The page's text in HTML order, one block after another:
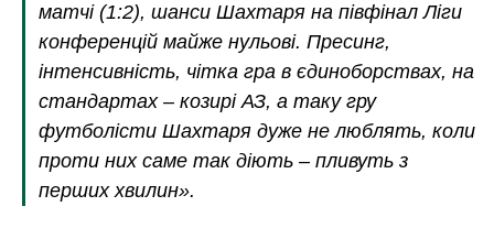
матчі (1:2), шанси Шахтаря на півфінал Ліги
конференцій майже нульові. Пресинг,
інтенсивність, чітка гра в єдиноборствах, на
стандартах – козирі АЗ, а таку гру
футболісти Шахтаря дуже не люблять, коли
проти них саме так діють – пливуть з
перших хвилин».